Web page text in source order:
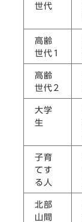
世代
高齢
世代1
高齢
世代2
大学
生
子育
てす
る人
北部
山間